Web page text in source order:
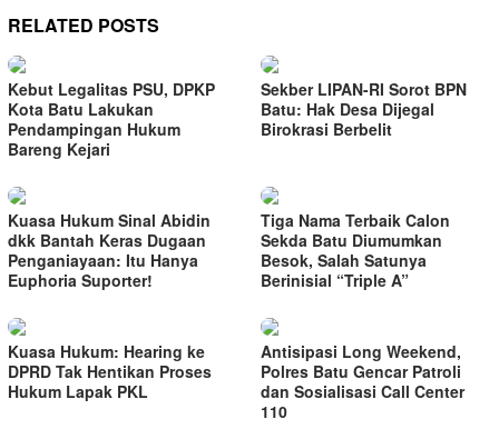
RELATED POSTS
Kebut Legalitas PSU, DPKP
Kota Batu Lakukan
Pendampingan Hukum
Bareng Kejari
Sekber LIPAN-RI Sorot BPN
Batu: Hak Desa Dijegal
Birokrasi Berbelit
Kuasa Hukum Sinal Abidin
dkk Bantah Keras Dugaan
Penganiayaan: Itu Hanya
Euphoria Suporter!
Tiga Nama Terbaik Calon
Sekda Batu Diumumkan
Besok, Salah Satunya
Berinisial “Triple A”
Kuasa Hukum: Hearing ke
DPRD Tak Hentikan Proses
Hukum Lapak PKL
Antisipasi Long Weekend,
Polres Batu Gencar Patroli
dan Sosialisasi Call Center
110